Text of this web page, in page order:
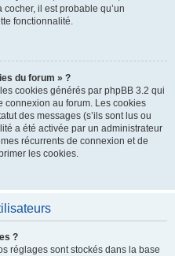
il est probable qu’un
fonctionnalité.
du forum » ?
cookies générés par phpBB 3.2 qui
connexion au forum. Les cookies
des messages (s’ils sont lus ou
a été activée par un administrateur
récurrents de connexion et de
les cookies.
?
réglages sont stockés dans la base